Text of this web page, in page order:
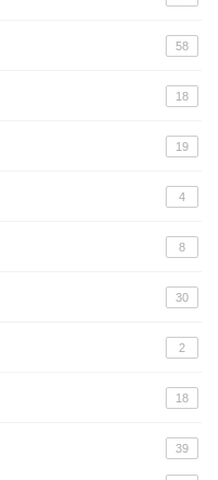
58
18
19
4
8
30
2
18
39